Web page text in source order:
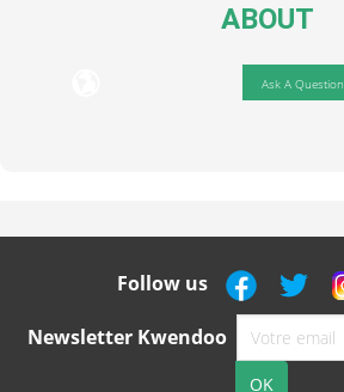
ABOUT
Ask A Question
Follow us
Newsletter Kwendoo